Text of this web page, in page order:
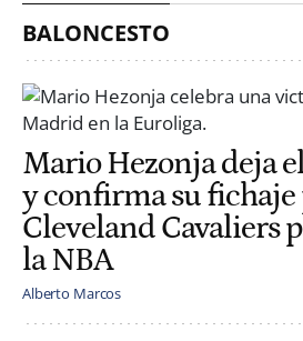
BALONCESTO
Mario Hezonja deja
y confirma su fichaje
Cleveland Cavaliers
la NBA
Alberto Marcos